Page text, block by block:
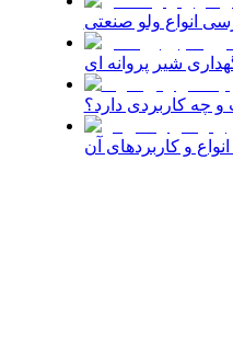
انواع ولو صنعتی
شیر پروانه ای
چه کاربردی دارد؟
و کاربردهای آن